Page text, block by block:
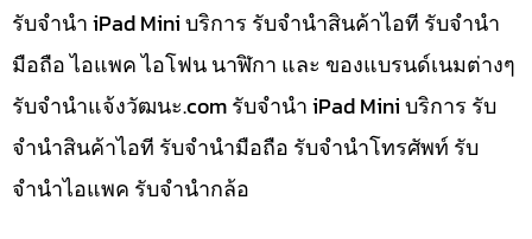
รับจำนำ iPad Mini บริการ รับจำนำสินค้าไอที รับจำนำ
มือถือ ไอแพค ไอโฟน นาฬิกา และ ของแบรนด์เนมต่างๆ
รับจํานําแจ้งวัฒนะ.com รับจำนำ iPad Mini บริการ รับ
จำนำสินค้าไอที รับจำนำมือถือ รับจำนำโทรศัพท์ รับ
จำนำไอแพค รับจำนำกล้อ